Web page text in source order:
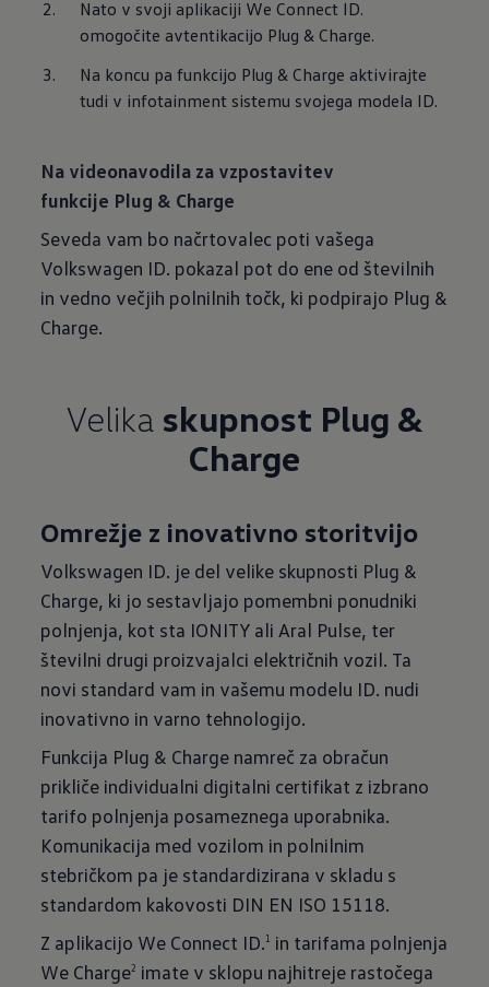
Nato v svoji aplikaciji We Connect ID.
omogočite avtentikacijo Plug & Charge.
Na koncu pa funkcijo Plug & Charge aktivirajte
tudi v infotainment sistemu svojega modela ID.
Na videonavodila za vzpostavitev
funkcije Plug & Charge
Seveda vam bo načrtovalec poti vašega
Volkswagen ID. pokazal pot do ene od številnih
in vedno večjih polnilnih točk, ki podpirajo Plug &
Charge.
Velika skupnost Plug &
Charge
Omrežje z inovativno storitvijo
Volkswagen ID. je del velike skupnosti Plug &
Charge, ki jo sestavljajo pomembni ponudniki
polnjenja, kot sta IONITY ali Aral Pulse, ter
številni drugi proizvajalci električnih vozil. Ta
novi standard vam in vašemu modelu ID. nudi
inovativno in varno tehnologijo.
Funkcija Plug & Charge namreč za obračun
prikliče individualni digitalni certifikat z izbrano
tarifo polnjenja posameznega uporabnika.
Komunikacija med vozilom in polnilnim
stebričkom pa je standardizirana v skladu s
standardom kakovosti DIN EN ISO 15118.
Z aplikacijo We Connect ID.1
in tarifama polnjenja
We Charge2 imate v sklopu najhitreje rastočega